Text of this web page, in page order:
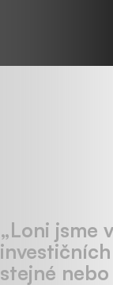
„Loni jsme
stejné